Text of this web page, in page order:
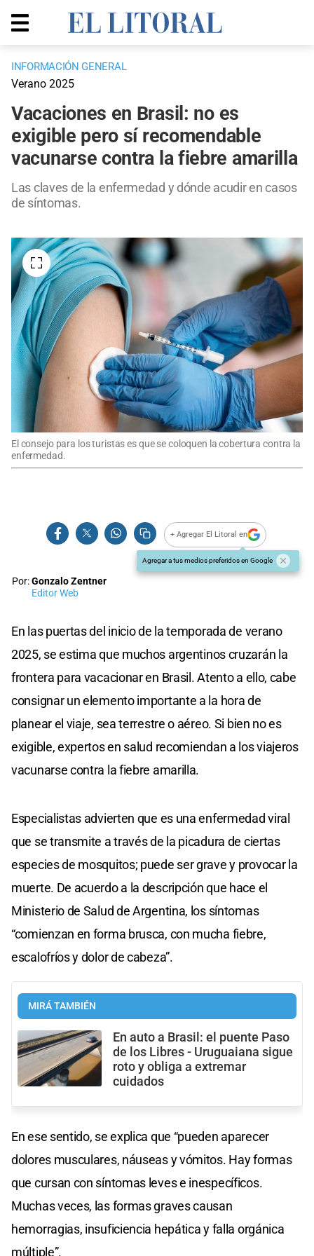
INFORMACIÓN GENERAL
Verano 2025
Vacaciones en Brasil: no es
exigible pero sí recomendable
vacunarse contra la fiebre amarilla
Las claves de la enfermedad y dónde acudir en casos
de síntomas.
El consejo para los turistas es que se coloquen la cobertura contra la
enfermedad.
+ Agregar El Litoral en
Agregar a tus medios preferidos en Google
Por:Gonzalo Zentner
Editor Web
En las puertas del inicio de la temporada de verano
2025, se estima que muchos argentinos cruzarán la
frontera para vacacionar en Brasil. Atento a ello, cabe
consignar un elemento importante a la hora de
planear el viaje, sea terrestre o aéreo. Si bien no es
exigible, expertos en salud recomiendan a los viajeros
vacunarse contra la fiebre amarilla.
Especialistas advierten que es una enfermedad viral
que se transmite a través de la picadura de ciertas
especies de mosquitos; puede ser grave y provocar la
muerte. De acuerdo a la descripción que hace el
Ministerio de Salud de Argentina, los síntomas
“comienzan en forma brusca, con mucha fiebre,
escalofríos y dolor de cabeza”.
MIRÁ TAMBIÉN
En auto a Brasil: el puente Paso
de los Libres - Uruguaiana sigue
roto y obliga a extremar
cuidados
En ese sentido, se explica que “pueden aparecer
dolores musculares, náuseas y vómitos. Hay formas
que cursan con síntomas leves e inespecíficos.
Muchas veces, las formas graves causan
hemorragias, insuficiencia hepática y falla orgánica
múltiple”.